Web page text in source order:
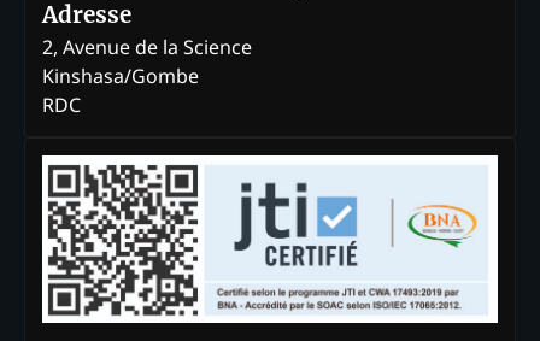
Adresse
2, Avenue de la Science
Kinshasa/Gombe
RDC